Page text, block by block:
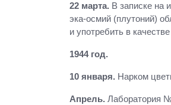
22 марта. В записке на
эка-осмий (плутоний)
и употребить в
1944 год.
10 января. Нарком
Апрель. Лаборатория